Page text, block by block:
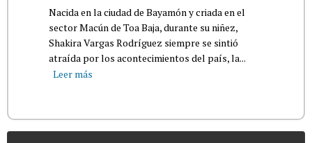
Nacida en la ciudad de Bayamón y criada en el
sector Macún de Toa Baja, durante su niñez,
Shakira Vargas Rodríguez siempre se sintió
atraída por los acontecimientos del país, la...
Leer más